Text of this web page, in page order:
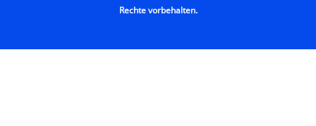
Rechte vorbehalten.